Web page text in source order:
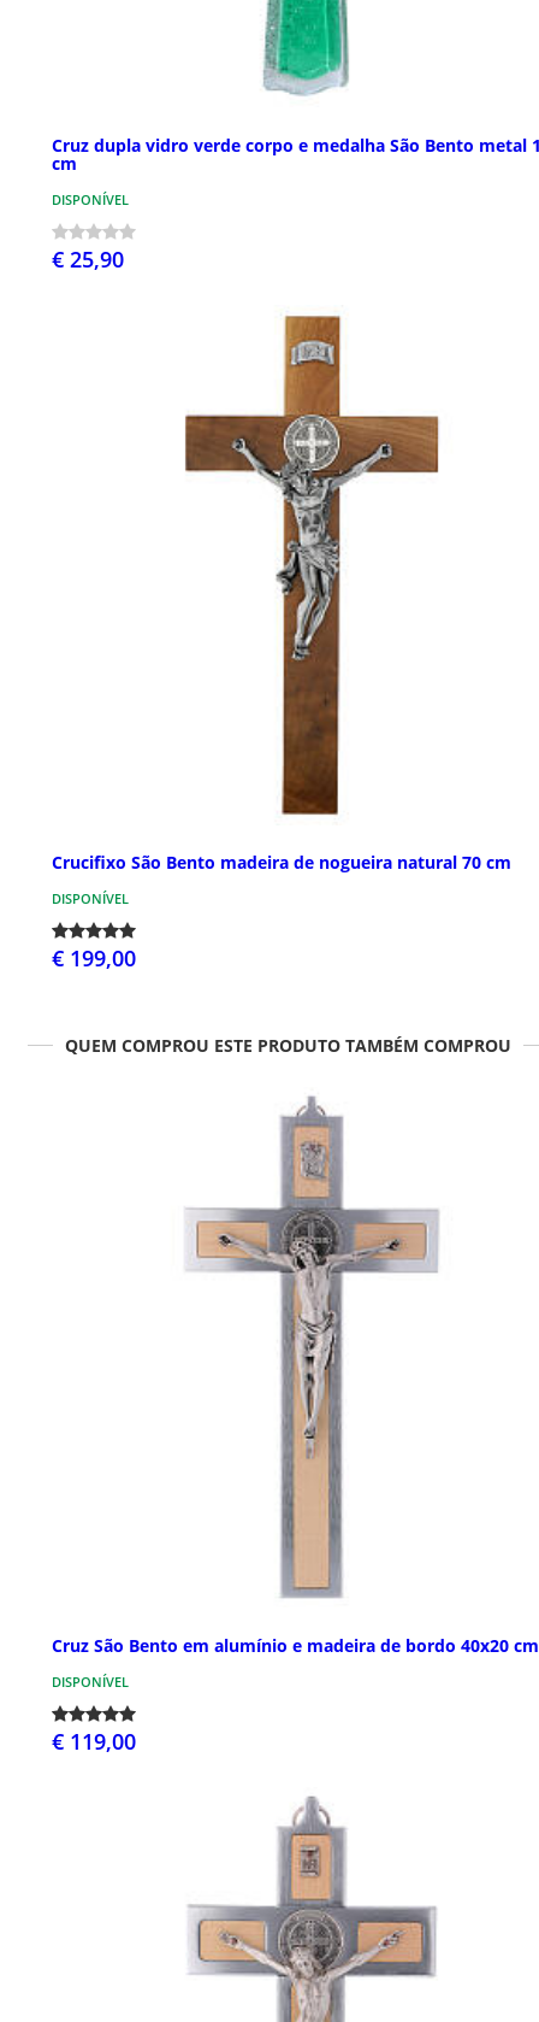
Cruz dupla vidro verde corpo e medalha São Bento metal
cm
DISPONÍVEL
€ 25,90
Crucifixo São Bento madeira de nogueira natural 70 cm
DISPONÍVEL
€ 199,00
QUEM COMPROU ESTE PRODUTO TAMBÉM COMPROU
Cruz São Bento em alumínio e madeira de bordo 40x20 cm
DISPONÍVEL
€ 119,00